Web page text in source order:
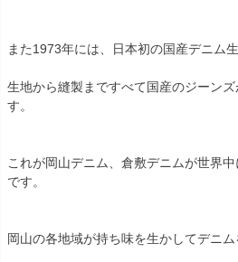
また1973年には、日本初の国産デニム
生地から縫製まですべて国産のジーン
す。
これが岡山デニム、倉敷デニムが世界
です。
岡山の各地域が持ち味を生かしてデニム